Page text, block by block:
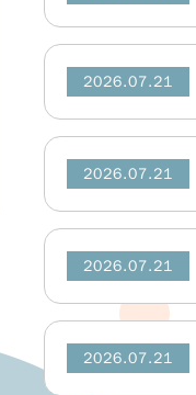
2026.07.21
2026.07.21
2026.07.21
2026.07.21